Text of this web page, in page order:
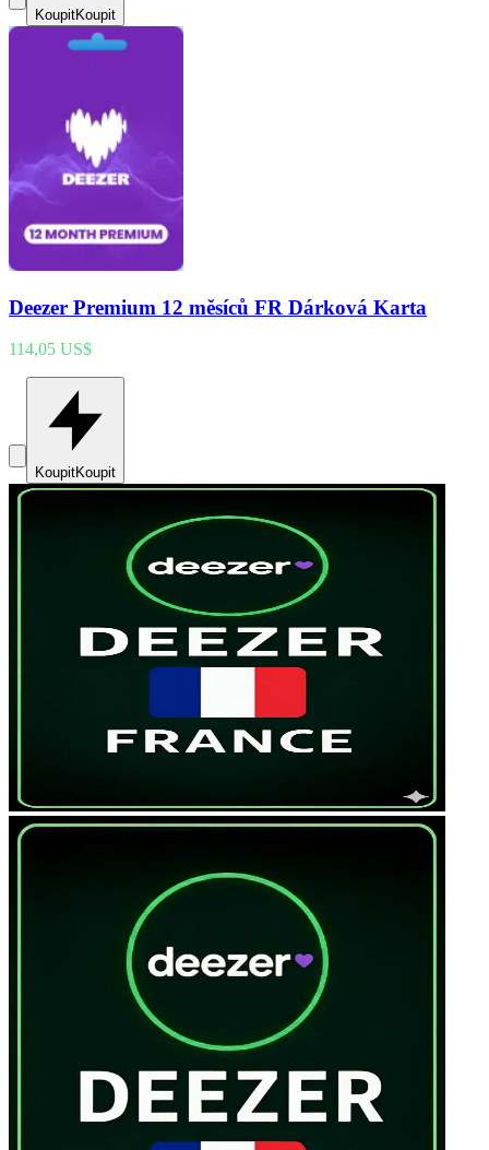
KoupitKoupit
Deezer Premium 12 měsíců FR Dárková Karta
114,05 US$
KoupitKoupit